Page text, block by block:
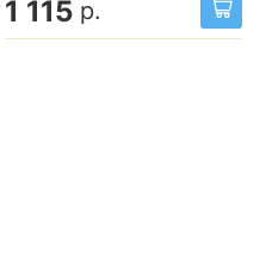
1 115 р.